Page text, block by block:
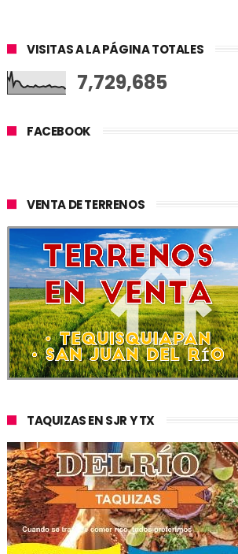
VISITAS A LA PÁGINA TOTALES
7,729,685
FACEBOOK
VENTA DE TERRENOS
TAQUIZAS EN SJR Y TX